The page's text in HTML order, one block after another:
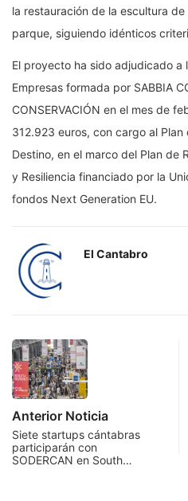
la restauración de la escultura
parque, siguiendo idénticos
El proyecto ha sido adjudicado a
Empresas formada por SABBIA
CONSERVACIÓN en el mes de
312.923 euros, con cargo al
Destino, en el marco del Plan de
y Resiliencia financiado por la
fondos Next Generation EU.
El Cantabro
Anterior Noticia
Siete startups cántabras
participarán con
SODERCAN en South…